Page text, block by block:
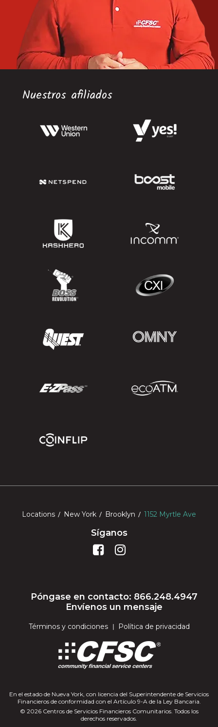
Nuestros afiliados
Locations New York Brooklyn 1152 Myrtle Ave
Síganos
Póngase en contacto: 866.248.4947
Envíenos un mensaje
Términos y condiciones Política de privacidad
En el estado de Nueva York, con licencia del Superintendente de Servicios
Financieros de conformidad con el Artículo 9-A de la Ley Bancaria.
© 2026 Centros de Servicios Financieros Comunitarios. Todos los
derechos reservados.